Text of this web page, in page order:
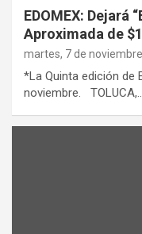
EDOMEX: Dejará
Aproximada de
martes, 7 de
*La Quinta edición de
noviembre.